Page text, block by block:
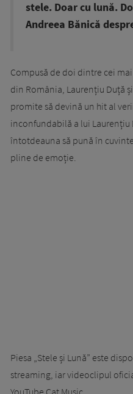
stele. Doar cu lună.
Andreea Bănică
Compusă de doi dintre cei
din România, Laurențiu Duță
promite să devină un hit al
inconfundabilă a lui Laurențiu
întotdeauna să pună în
pline de emoție.
Piesa „Stele și Lună” este
streaming, iar videoclipul
YouTube Cat Music.